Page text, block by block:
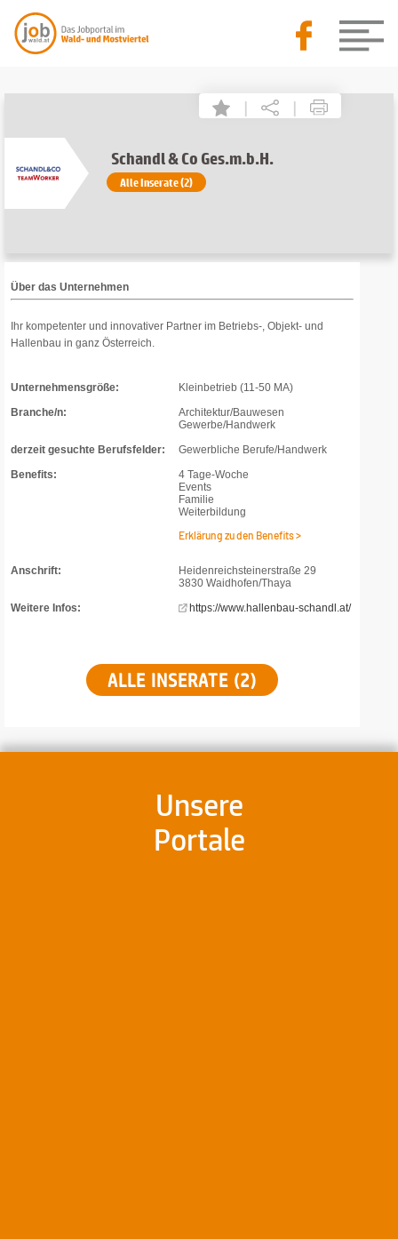
| |
Schandl & Co Ges.m.b.H.
Alle Inserate (2)
Über das Unternehmen
Ihr kompetenter und innovativer Partner im Betriebs-, Objekt- und
Hallenbau in ganz Österreich.
Unternehmensgröße:
Kleinbetrieb (11-50 MA)
Branche/n:
Architektur/Bauwesen
Gewerbe/Handwerk
derzeit gesuchte Berufsfelder:
Gewerbliche Berufe/Handwerk
Benefits:
4 Tage-Woche
Events
Familie
Weiterbildung
Erklärung zu den Benefits >
Anschrift:
Heidenreichsteinerstraße 29
3830 Waidhofen/Thaya
Weitere Infos:
https://www.hallenbau-schandl.at/
ALLE INSERATE (2)
Unsere
Portale